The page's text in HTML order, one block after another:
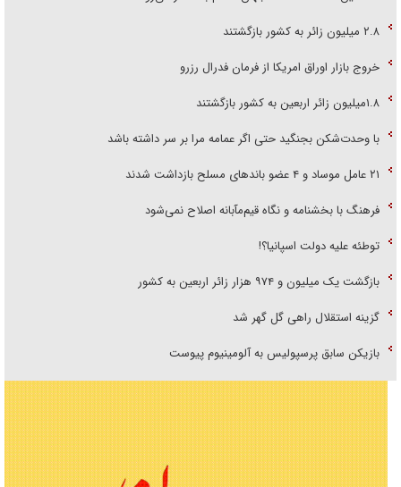
۲.۸ میلیون زائر به کشور بازگشتند
خروج بازار اوراق امریکا از فرمان فدرال رزرو
۱.۸میلیون زائر اربعین به کشور بازگشتند
با وحدت‌شکن بجنگید حتی اگر عمامه مرا بر سر داشته باشد
۲۱ عامل موساد و ۴ عضو باند‌های مسلح بازداشت شدند
فرهنگ با بخشنامه و نگاه قیم‌مآبانه اصلاح نمی‌شود
توطئه علیه دولت اسپانیا؟!
بازگشت یک میلیون و ۹۷۴ هزار زائر اربعین به کشور
گزینه استقلال راهی گل گهر شد
بازیکن سابق پرسپولیس به آلومینیوم پیوست